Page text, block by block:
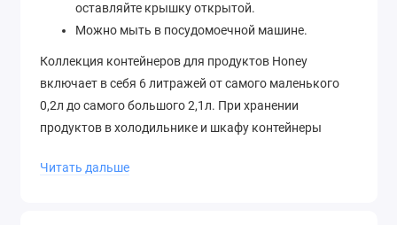
оставляйте крышку открытой.
Можно мыть в посудомоечной машине.
Коллекция контейнеров для продуктов Honey
включает в себя 6 литражей от самого маленького
0,2л до самого большого 2,1л. При хранении
продуктов в холодильнике и шкафу контейнеры
крышке. Пустые контейнеры компактно
Читать дальше